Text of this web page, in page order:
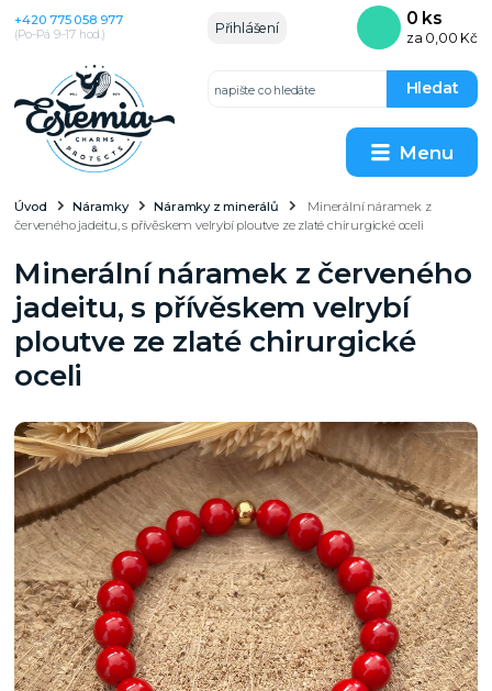
Menu
Přihlášení
Hledat
+420 775 058 977
(Po–Pá 9–17 hod.)
0 ks
za 0,00 Kč
Úvod Náramky Náramky z minerálů
Minerální náramek z
červeného jadeitu, s přívěskem velrybí ploutve ze zlaté chirurgické oceli
Minerální náramek z červeného
jadeitu, s přívěskem velrybí
ploutve ze zlaté chirurgické
oceli